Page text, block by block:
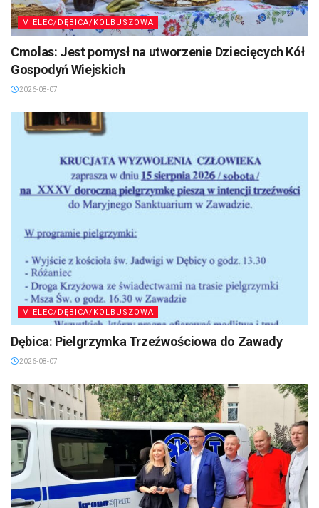
MIELEC/DĘBICA/KOLBUSZOWA
Cmolas: Jest pomysł na utworzenie Dziecięcych Kół
Gospodyń Wiejskich
2026-08-07
MIELEC/DĘBICA/KOLBUSZOWA
Dębica: Pielgrzymka Trzeźwościowa do Zawady
2026-08-07